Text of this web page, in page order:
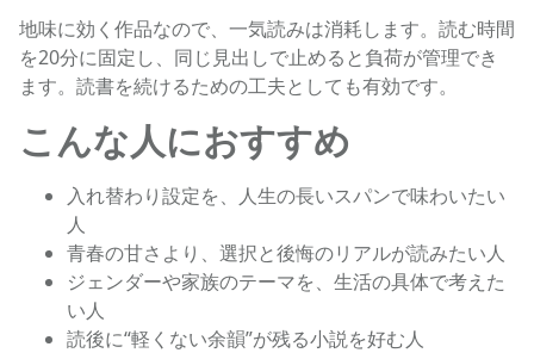
地味に効く作品なので、一気読みは消耗します。読む時間
を20分に固定し、同じ見出しで止めると負荷が管理でき
ます。読書を続けるための工夫としても有効です。
こんな人におすすめ
入れ替わり設定を、人生の長いスパンで味わいたい
人
青春の甘さより、選択と後悔のリアルが読みたい人
ジェンダーや家族のテーマを、生活の具体で考えた
い人
読後に“軽くない余韻”が残る小説を好む人